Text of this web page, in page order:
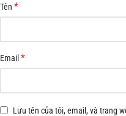
Tên *
Email *
Lưu tên của tôi, email, và trang